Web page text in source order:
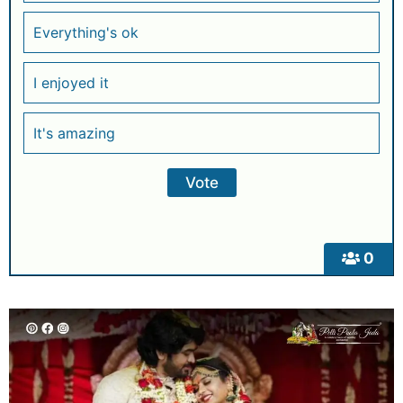
0
Everything's ok
I enjoyed it
It's amazing